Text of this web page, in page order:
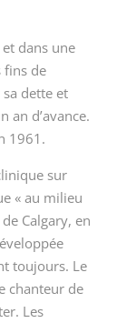
dans une
fins de
dette et
an d’avance.
1961.
sur
« au milieu
Calgary, en
toujours. Le
chanteur de
. Les